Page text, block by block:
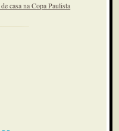
casa na Copa Paulista